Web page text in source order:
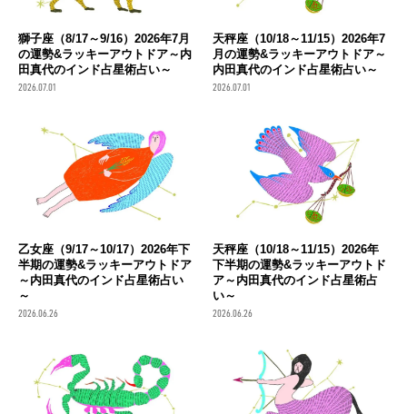
獅子座（8/17～9/16）2026年7月
の運勢&ラッキーアウトドア～内
田真代のインド占星術占い～
2026.07.01
天秤座（10/18～11/15）2026年7
月の運勢&ラッキーアウトドア～
内田真代のインド占星術占い～
2026.07.01
乙女座（9/17～10/17）2026年下
半期の運勢&ラッキーアウトドア
～内田真代のインド占星術占い
～
2026.06.26
天秤座（10/18～11/15）2026年
下半期の運勢&ラッキーアウトド
ア～内田真代のインド占星術占
い～
2026.06.26